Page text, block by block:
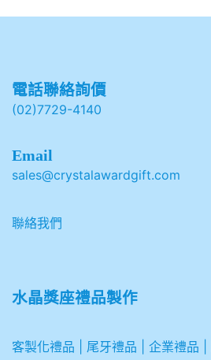
電話聯絡詢價
(02)7729-4140
Email
sales@crystalawardgift.com
聯絡我們
水晶獎座禮品製作
客製化禮品 尾牙禮品 企業禮品